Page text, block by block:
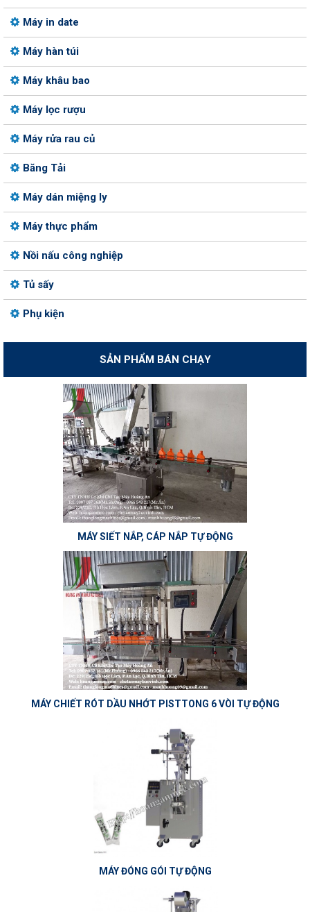
Máy in date
Máy hàn túi
Máy khâu bao
Máy lọc rượu
Máy rửa rau củ
Băng Tải
Máy dán miệng ly
Máy thực phẩm
Nồi nấu công nghiệp
Tủ sấy
Phụ kiện
SẢN PHẨM BÁN CHẠY
MÁY SIẾT NẮP, CÁP NẮP TỰ ĐỘNG
MÁY CHIẾT RÓT DẦU NHỚT PISTTONG 6 VÒI TỰ ĐỘNG
MÁY ĐÓNG GÓI TỰ ĐỘNG